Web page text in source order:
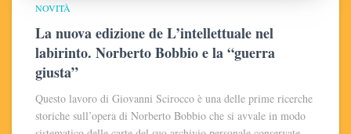
NOVITÀ
La nuova edizione de L’intellettuale nel
labirinto. Norberto Bobbio e la “guerra
giusta”
Questo lavoro di Giovanni Scirocco è una delle prime ricerche
storiche sull’opera di Norberto Bobbio che si avvale in modo